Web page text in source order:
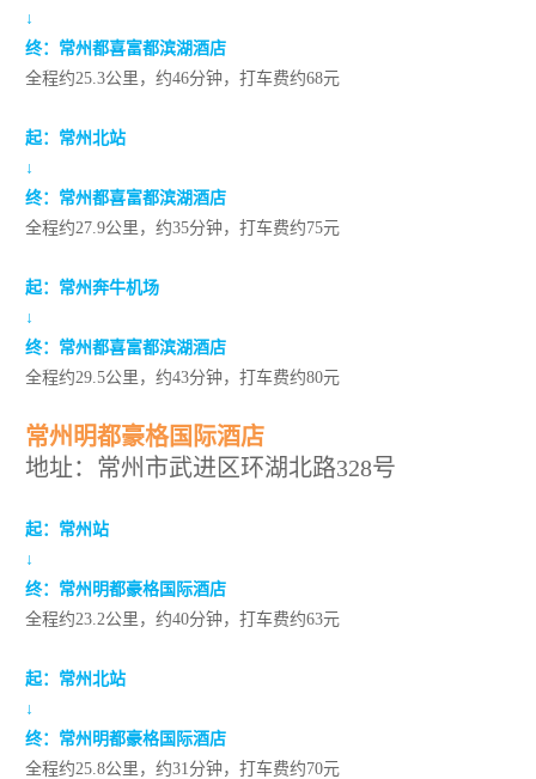
↓
终： 常州都喜富都滨湖酒店
全程约25.3公里，约46分钟，打车费约68元
起： 常州北站
↓
终： 常州都喜富都滨湖酒店
全程约27.9公里，约35分钟，打车费约75元
起： 常州奔牛机场
↓
终： 常州都喜富都滨湖酒店
全程约29.5公里，约43分钟，打车费约80元
常州明都豪格国际酒店
地址：常州市武进区环湖北路328号
起： 常州站
↓
终： 常州明都豪格国际酒店
全程约23.2公里，约40分钟，打车费约63元
起： 常州北站
↓
终： 常州明都豪格国际酒店
全程约25.8公里，约31分钟，打车费约70元